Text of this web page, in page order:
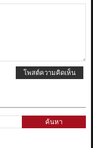
โพสต์ความคิดเห็น
ค้นหา